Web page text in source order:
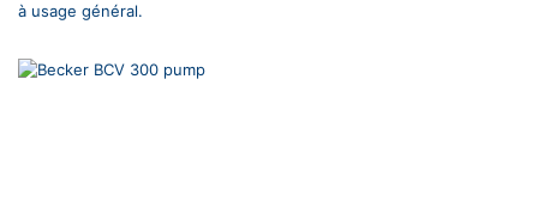
à usage général.